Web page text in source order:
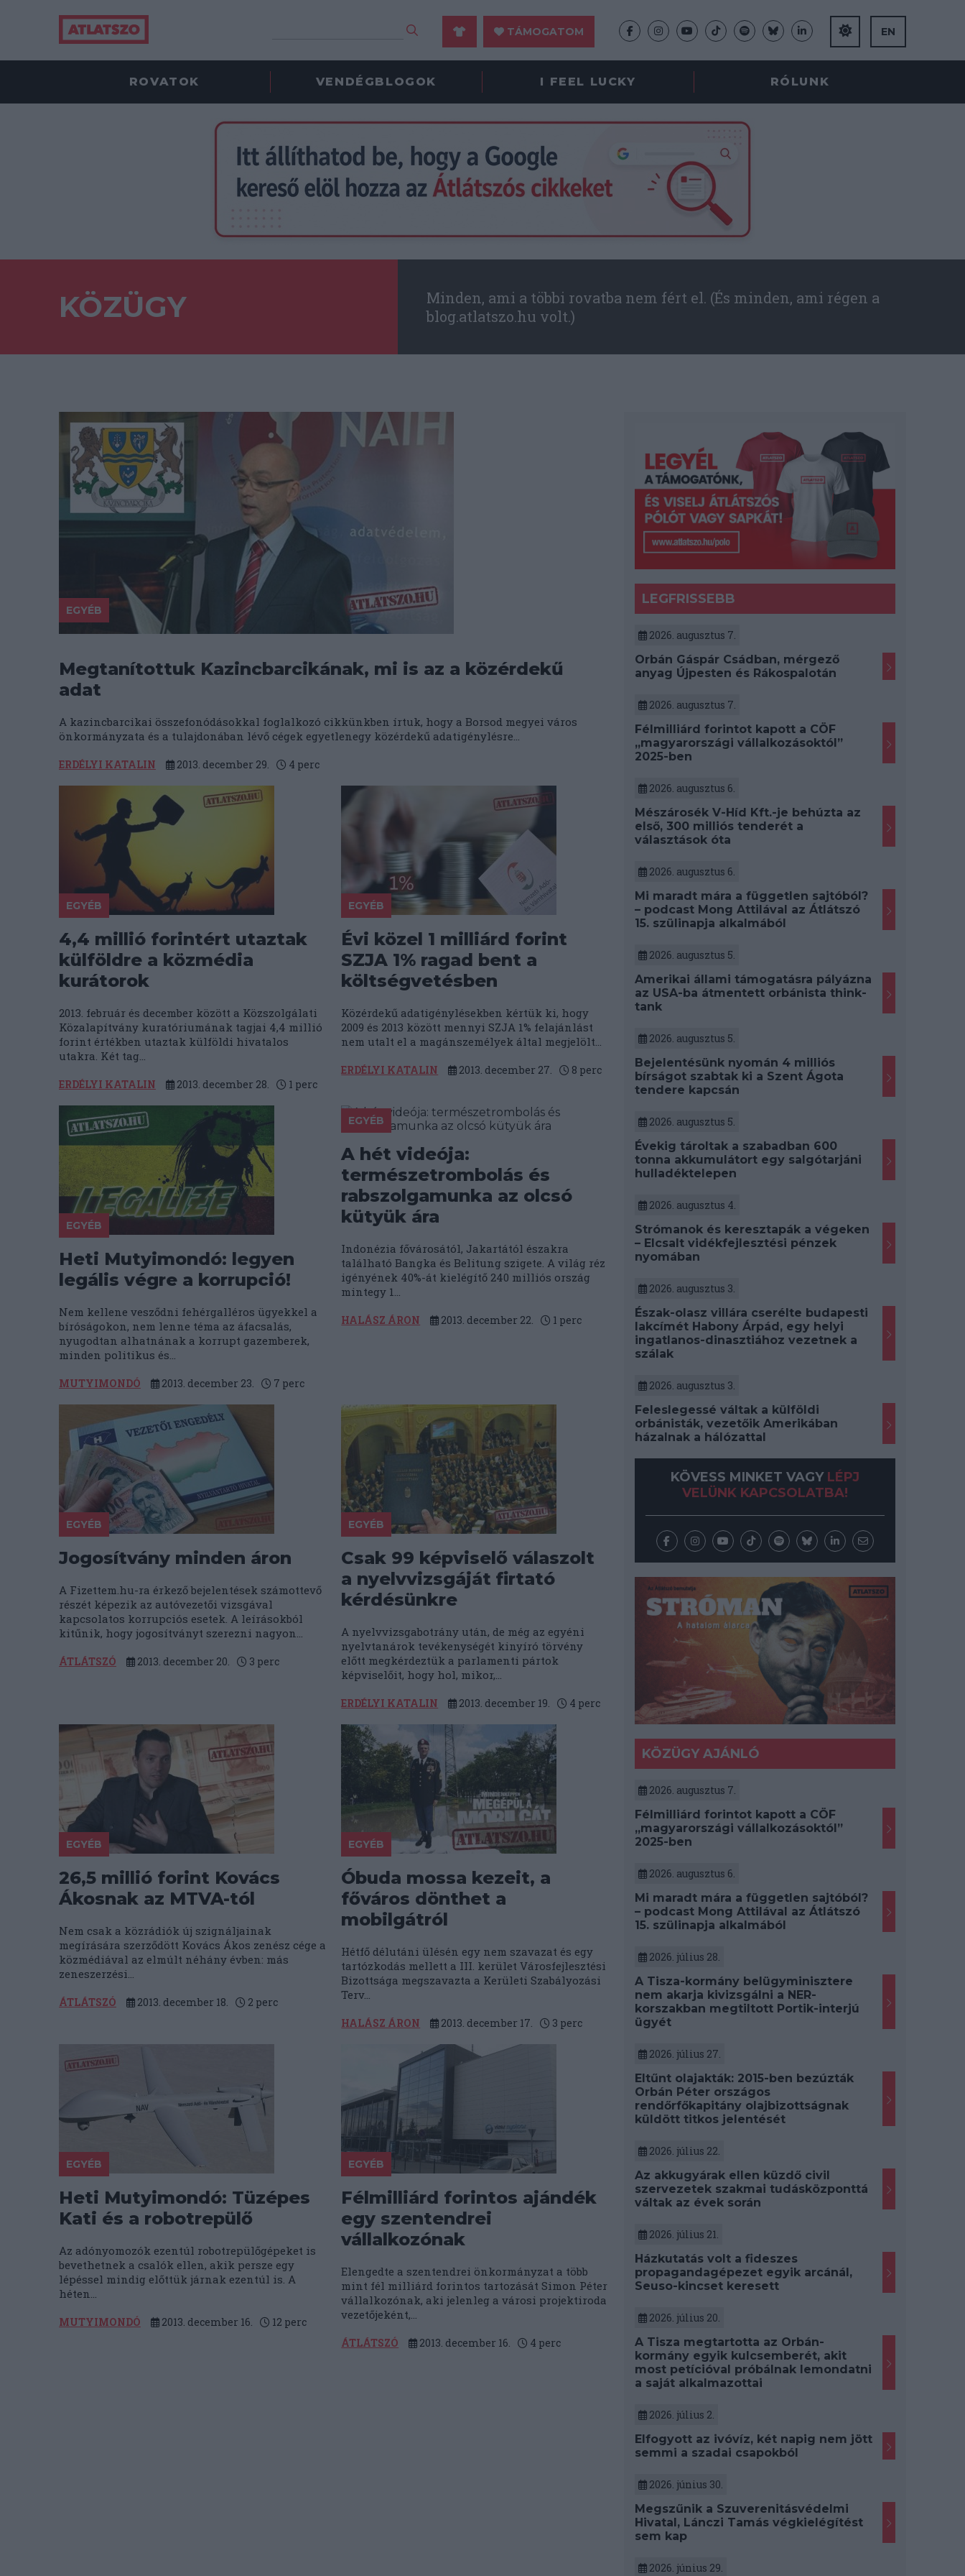
TÁMOGATOM EN
ROVATOK VENDÉGBLOGOK I FEEL LUCKY RÓLUNK
KÖZÜGY
Minden, ami a többi rovatba nem fért el. (És minden, ami régen a
blog.atlatszo.hu volt.)
EGYÉB
Megtanítottuk Kazincbarcikának, mi is az a közérdekű
adat
A kazincbarcikai összefonódásokkal foglalkozó cikkünkben írtuk, hogy a Borsod megyei város
önkormányzata és a tulajdonában lévő cégek egyetlenegy közérdekű adatigénylésre...
ERDÉLYI KATALIN 2013. december 29. 4 perc
EGYÉB
4,4 millió forintért utaztak
külföldre a közmédia
kurátorok
2013. február és december között a Közszolgálati
Közalapítvány kuratóriumának tagjai 4,4 millió
forint értékben utaztak külföldi hivatalos
utakra. Két tag...
ERDÉLYI KATALIN 2013. december 28. 1 perc
EGYÉB
Évi közel 1 milliárd forint
SZJA 1% ragad bent a
költségvetésben
Közérdekű adatigénylésekben kértük ki, hogy
2009 és 2013 között mennyi SZJA 1% felajánlást
nem utalt el a magánszemélyek által megjelölt...
ERDÉLYI KATALIN 2013. december 27. 8 perc
EGYÉB
Heti Mutyimondó: legyen
legális végre a korrupció!
Nem kellene vesződni fehérgalléros ügyekkel a
bíróságokon, nem lenne téma az áfacsalás,
nyugodtan alhatnának a korrupt gazemberek,
minden politikus és...
MUTYIMONDÓ 2013. december 23. 7 perc
EGYÉB
A hét videója:
természetrombolás és
rabszolgamunka az olcsó
kütyük ára
Indonézia fővárosától, Jakartától északra
található Bangka és Belitung szigete. A világ réz
igényének 40%-át kielégítő 240 milliós ország
mintegy 1...
HALÁSZ ÁRON 2013. december 22. 1 perc
EGYÉB
Jogosítvány minden áron
A Fizettem.hu-ra érkező bejelentések számottevő
részét képezik az autóvezetői vizsgával
kapcsolatos korrupciós esetek. A leírásokból
kitűnik, hogy jogosítványt szerezni nagyon...
ÁTLÁTSZÓ 2013. december 20. 3 perc
EGYÉB
Csak 99 képviselő válaszolt
a nyelvvizsgáját firtató
kérdésünkre
A nyelvvizsgabotrány után, de még az egyéni
nyelvtanárok tevékenységét kinyíró törvény
előtt megkérdeztük a parlamenti pártok
képviselőit, hogy hol, mikor,...
ERDÉLYI KATALIN 2013. december 19. 4 perc
EGYÉB
26,5 millió forint Kovács
Ákosnak az MTVA-tól
Nem csak a közrádiók új szignáljainak
megírására szerződött Kovács Ákos zenész cége a
közmédiával az elmúlt néhány évben: más
zeneszerzési...
ÁTLÁTSZÓ 2013. december 18. 2 perc
EGYÉB
Óbuda mossa kezeit, a
főváros dönthet a
mobilgátról
Hétfő délutáni ülésén egy nem szavazat és egy
tartózkodás mellett a III. kerület Városfejlesztési
Bizottsága megszavazta a Kerületi Szabályozási
Terv...
HALÁSZ ÁRON 2013. december 17. 3 perc
EGYÉB
Heti Mutyimondó: Tüzépes
Kati és a robotrepülő
Az adónyomozók ezentúl robotrepülőgépeket is
bevethetnek a csalók ellen, akik persze egy
lépéssel mindig előttük járnak ezentúl is. A
héten...
MUTYIMONDÓ 2013. december 16. 12 perc
EGYÉB
Félmilliárd forintos ajándék
egy szentendrei
vállalkozónak
Elengedte a szentendrei önkormányzat a több
mint fél milliárd forintos tartozását Simon Péter
vállalkozónak, aki jelenleg a városi projektiroda
vezetőjeként,...
ÁTLÁTSZÓ 2013. december 16. 4 perc
LEGFRISSEBB
2026. augusztus 7.
Orbán Gáspár Csádban, mérgező
anyag Újpesten és Rákospalotán
2026. augusztus 7.
Félmilliárd forintot kapott a CÖF
„magyarországi vállalkozásoktól”
2025-ben
2026. augusztus 6.
Mészárosék V-Híd Kft.-je behúzta az
első, 300 milliós tenderét a
választások óta
2026. augusztus 6.
Mi maradt mára a független sajtóból?
– podcast Mong Attilával az Átlátszó
15. szülinapja alkalmából
2026. augusztus 5.
Amerikai állami támogatásra pályázna
az USA-ba átmentett orbánista think-
tank
2026. augusztus 5.
Bejelentésünk nyomán 4 milliós
bírságot szabtak ki a Szent Ágota
tendere kapcsán
2026. augusztus 5.
Évekig tároltak a szabadban 600
tonna akkumulátort egy salgótarjáni
hulladéktelepen
2026. augusztus 4.
Strómanok és keresztapák a végeken
– Elcsalt vidékfejlesztési pénzek
nyomában
2026. augusztus 3.
Észak-olasz villára cserélte budapesti
lakcímét Habony Árpád, egy helyi
ingatlanos-dinasztiához vezetnek a
szálak
2026. augusztus 3.
Feleslegessé váltak a külföldi
orbánisták, vezetőik Amerikában
házalnak a hálózattal
KÖVESS MINKET VAGY LÉPJ
VELÜNK KAPCSOLATBA!
KÖZÜGY AJÁNLÓ
2026. augusztus 7.
Félmilliárd forintot kapott a CÖF
„magyarországi vállalkozásoktól”
2025-ben
2026. augusztus 6.
Mi maradt mára a független sajtóból?
– podcast Mong Attilával az Átlátszó
15. szülinapja alkalmából
2026. július 28.
A Tisza-kormány belügyminisztere
nem akarja kivizsgálni a NER-
korszakban megtiltott Portik-interjú
ügyét
2026. július 27.
Eltűnt olajakták: 2015-ben bezúzták
Orbán Péter országos
rendőrfőkapitány olajbizottságnak
küldött titkos jelentését
2026. július 22.
Az akkugyárak ellen küzdő civil
szervezetek szakmai tudásközponttá
váltak az évek során
2026. július 21.
Házkutatás volt a fideszes
propagandagépezet egyik arcánál,
Seuso-kincset keresett
2026. július 20.
A Tisza megtartotta az Orbán-
kormány egyik kulcsemberét, akit
most petícióval próbálnak lemondatni
a saját alkalmazottai
2026. július 2.
Elfogyott az ivóvíz, két napig nem jött
semmi a szadai csapokból
2026. június 30.
Megszűnik a Szuverenitásvédelmi
Hivatal, Lánczi Tamás végkielégítést
sem kap
2026. június 29.